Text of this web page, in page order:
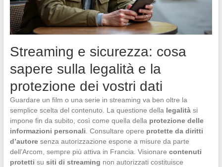
Streaming e sicurezza: cosa
sapere sulla legalità e la
protezione dei vostri dati
Guardare un film o una serie in streaming va ben oltre la
semplice scelta del contenuto. La questione della legalitàsi
impone fin da subito, così come quella della protezione delle
informazioni personali . Consultare opere protette da diritti
d’autoresenza autorizzazione espone a misure da parte
dell’Arcom, sempre più attiva in Francia. Visionare contenuti
protetti su siti di streaming non autorizzati costituisce